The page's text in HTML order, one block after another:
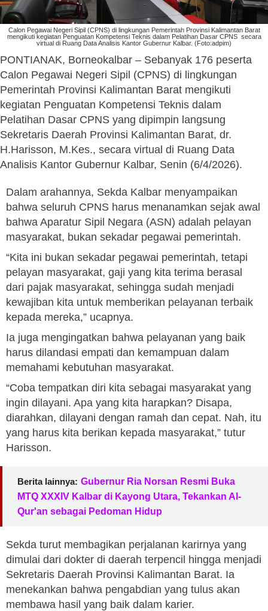
Calon Pegawai Negeri Sipil (CPNS) di lingkungan Pemerintah Provinsi Kalimantan Barat
mengikuti kegiatan Penguatan Kompetensi Teknis dalam Pelatihan Dasar CPNS secara
virtual di Ruang Data Analisis Kantor Gubernur Kalbar. (Foto:adpim)
PONTIANAK, Borneokalbar – Sebanyak 176 peserta
Calon Pegawai Negeri Sipil (CPNS) di lingkungan
Pemerintah Provinsi Kalimantan Barat mengikuti
kegiatan Penguatan Kompetensi Teknis dalam
Pelatihan Dasar CPNS yang dipimpin langsung
Sekretaris Daerah Provinsi Kalimantan Barat, dr.
H.Harisson, M.Kes., secara virtual di Ruang Data
Analisis Kantor Gubernur Kalbar, Senin (6/4/2026).
Dalam arahannya, Sekda Kalbar menyampaikan
bahwa seluruh CPNS harus menanamkan sejak awal
bahwa Aparatur Sipil Negara (ASN) adalah pelayan
masyarakat, bukan sekadar pegawai pemerintah.
“Kita ini bukan sekadar pegawai pemerintah, tetapi
pelayan masyarakat, gaji yang kita terima berasal
dari pajak masyarakat, sehingga sudah menjadi
kewajiban kita untuk memberikan pelayanan terbaik
kepada mereka,” ucapnya.
Ia juga mengingatkan bahwa pelayanan yang baik
harus dilandasi empati dan kemampuan dalam
memahami kebutuhan masyarakat.
“Coba tempatkan diri kita sebagai masyarakat yang
ingin dilayani. Apa yang kita harapkan? Disapa,
diarahkan, dilayani dengan ramah dan cepat. Nah, itu
yang harus kita berikan kepada masyarakat,” tutur
Harisson.
Berita lainnya: Gubernur Ria Norsan Resmi Buka
MTQ XXXIV Kalbar di Kayong Utara, Tekankan Al-
Qur'an sebagai Pedoman Hidup
Sekda turut membagikan perjalanan karirnya yang
dimulai dari dokter di daerah terpencil hingga menjadi
Sekretaris Daerah Provinsi Kalimantan Barat. Ia
menekankan bahwa pengabdian yang tulus akan
membawa hasil yang baik dalam karier.